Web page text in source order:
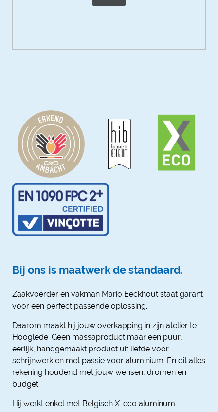
Bij ons is maatwerk de standaard.
Zaakvoerder en vakman Mario Eeckhout staat garant
voor een perfect passende oplossing.
Daarom maakt hij jouw overkapping in zijn atelier te
Hooglede. Geen massaproduct maar een puur,
eerlijk, handgemaakt product uit liefde voor
schrijnwerk en met passie voor aluminium. En dit alles
rekening houdend met jouw wensen, dromen en
budget.
Hij werkt enkel met Belgisch X-eco aluminum.